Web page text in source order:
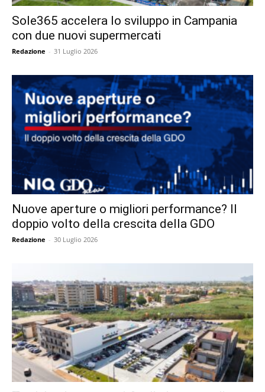
Sole365 accelera lo sviluppo in Campania
con due nuovi supermercati
Redazione - 31 Luglio 2026
Nuove aperture o migliori performance? Il
doppio volto della crescita della GDO
Redazione - 30 Luglio 2026